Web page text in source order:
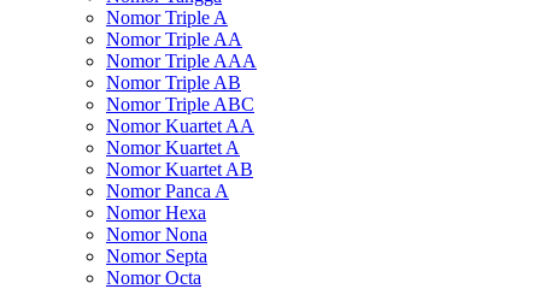
Nomor Triple A
Nomor Triple AA
Nomor Triple AAA
Nomor Triple AB
Nomor Triple ABC
Nomor Kuartet AA
Nomor Kuartet A
Nomor Kuartet AB
Nomor Panca A
Nomor Hexa
Nomor Nona
Nomor Septa
Nomor Octa